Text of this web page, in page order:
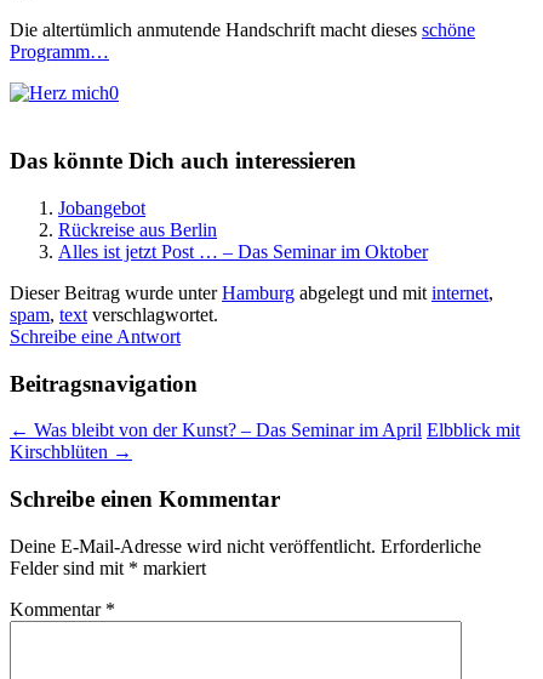
Die altertümlich anmutende Handschrift macht dieses schöne
Programm…
0
Das könnte Dich auch interessieren
Jobangebot
Rückreise aus Berlin
Alles ist jetzt Post … – Das Seminar im Oktober
Dieser Beitrag wurde unterHamburg abgelegt und mit internet,
spam, text verschlagwortet.
Schreibe eine Antwort
Beitragsnavigation
← Was bleibt von der Kunst? – Das Seminar im April Elbblick mit
Kirschblüten →
Schreibe einen Kommentar
Deine E-Mail-Adresse wird nicht veröffentlicht. Erforderliche
Felder sind mit * markiert
Kommentar *